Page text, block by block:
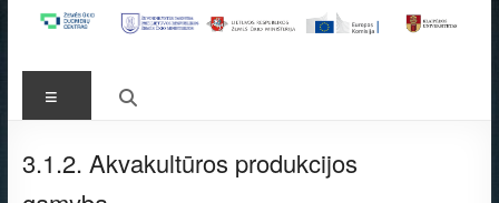
Meniu
3.1.2. Akvakultūros produkcijos